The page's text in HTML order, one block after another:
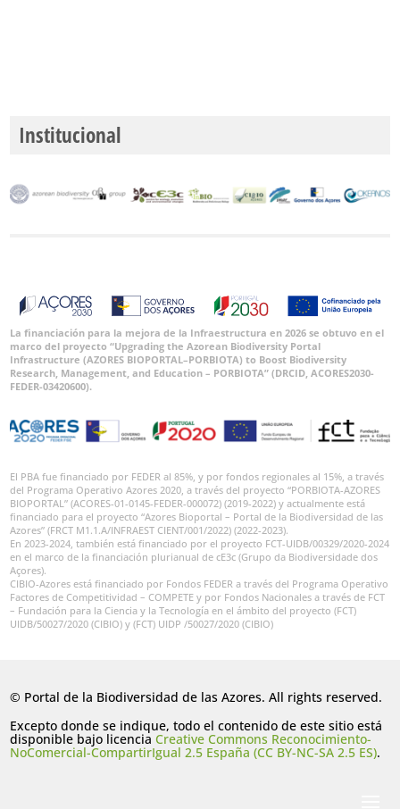
Institucional
La financiación para la mejora de la Infraestructura en 2026 se obtuvo en el
marco del proyecto “Upgrading the Azorean Biodiversity Portal
Infrastructure (AZORES BIOPORTAL–PORBIOTA) to Boost Biodiversity
Research, Management, and Education – PORBIOTA” (DRCID, ACORES2030-
FEDER-03420600).
El PBA fue financiado por FEDER al 85%, y por fondos regionales al 15%, a través
del Programa Operativo Azores 2020, a través del proyecto “PORBIOTA-AZORES
BIOPORTAL” (ACORES-01-0145-FEDER-000072) (2019-2022) y actualmente está
financiado para el proyecto “Azores Bioportal – Portal de la Biodiversidad de las
Azores” (FRCT M1.1.A/INFRAEST CIENT/001/2022) (2022-2023).
En 2023-2024, también está financiado por el proyecto FCT-UIDB/00329/2020-2024
en el marco de la financiación plurianual de cE3c (Grupo da Biodiversidade dos
Açores).
CIBIO-Azores está financiado por Fondos FEDER a través del Programa Operativo
Factores de Competitividad – COMPETE y por Fondos Nacionales a través de FCT
– Fundación para la Ciencia y la Tecnología en el ámbito del proyecto (FCT)
UIDB/50027/2020 (CIBIO) y (FCT) UIDP /50027/2020 (CIBIO)
© Portal de la Biodiversidad de las Azores. All rights reserved.
Excepto donde se indique, todo el contenido de este sitio está
disponible bajo licenciaCreative Commons Reconocimiento-
NoComercial-CompartirIgual 2.5 España (CC BY-NC-SA 2.5 ES).